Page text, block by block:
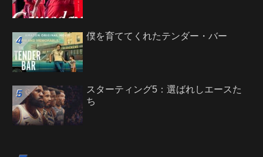
僕を育ててくれたテンダー・バー
スターティング5：選ばれしエースた
ち